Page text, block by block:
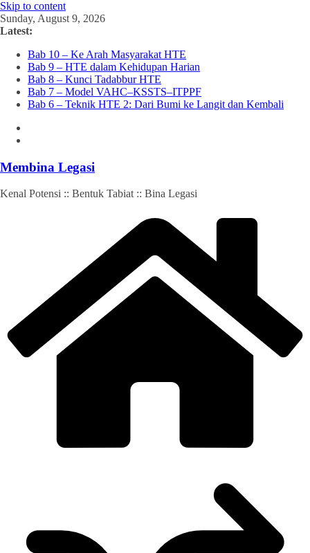
Skip to content
Sunday, August 9, 2026
Latest:
Bab 10 – Ke Arah Masyarakat HTE
Bab 9 – HTE dalam Kehidupan Harian
Bab 8 – Kunci Tadabbur HTE
Bab 7 – Model VAHC–KSSTS–ITPPF
Bab 6 – Teknik HTE 2: Dari Bumi ke Langit dan Kembali
Membina Legasi
Kenal Potensi :: Bentuk Tabiat :: Bina Legasi